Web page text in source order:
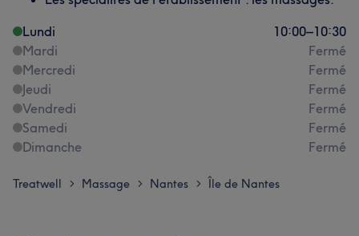
Lundi
10:00–10:30
Mardi
Fermé
Mercredi
Fermé
Jeudi
Fermé
Vendredi
Fermé
Samedi
Fermé
Dimanche
Fermé
Treatwell > Massage > Nantes > Île de Nantes